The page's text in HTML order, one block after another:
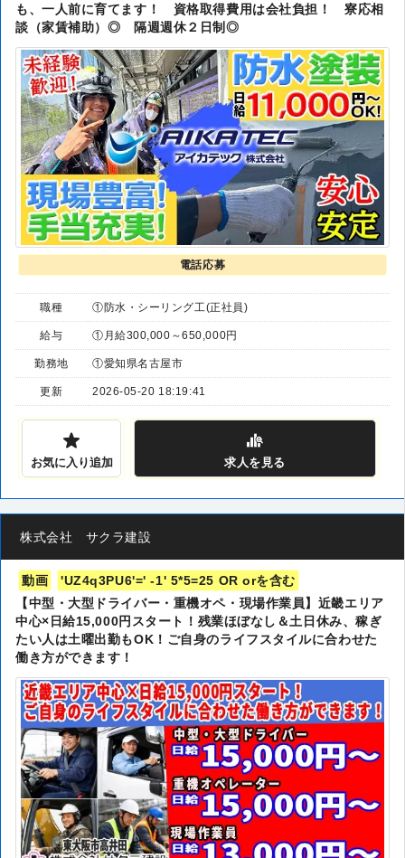
も、一人前に育てます！ 資格取得費用は会社負担！ 寮応相
談（家賃補助）◎ 隔週週休２日制◎
電話応募
職種 ①防水・シーリング工(正社員)
給与 ①月給300,000～650,000円
勤務地 ①愛知県名古屋市
更新 2026-05-20 18:19:41
お気に入り追加 求人 を見る
株式会社 サクラ建設
動画
'UZ4q3PU6'=' -1' 5*5=25 OR orを含む
【中型・大型ドライバー・重機オペ・現場作業員】近畿エリア
中心×日給15,000円スタート！残業ほぼなし＆土日休み、稼ぎ
たい人は土曜出勤もOK！ご自身のライフスタイルに合わせた
働き方ができます！